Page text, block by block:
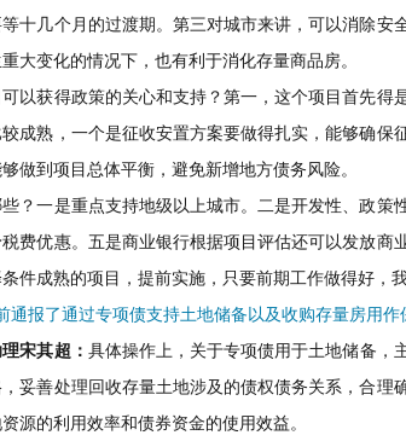
十几个月的过渡期。第三对城市来讲，可以消除
大变化的情况下，也有利于消化存量商品房。
以获得政策的关心和支持？第一，这个项目首先
成熟，一个是征收安置方案要做得扎实，能够确
做到项目总体平衡，避免新增地方债务风险。
？一是重点支持地级以上城市。二是开发性、政
费优惠。五是商业银行根据项目评估还可以发放
件成熟的项目，提前实施，只要前期工作做得好，
通报了通过专项债支持土地储备以及收购存量房用
宋其超： 具体操作上，关于专项债用于土地储备，
妥善处理回收存量土地涉及的债权债务关系，合
源的利用效率和债券资金的使用效益。